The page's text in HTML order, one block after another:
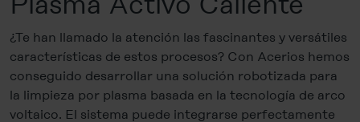
¿Te han llamado la atención las fascinantes y versátiles
características de estos procesos? Con Acerios hemos
conseguido desarrollar una solución robotizada para
la limpieza por plasma basada en la tecnología de arco
voltaico. El sistema puede integrarse perfectamente